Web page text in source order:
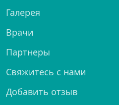
Галерея
Врачи
Партнеры
Свяжитесь с нами
Добавить отзыв